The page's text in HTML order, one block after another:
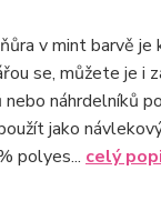
v mint barvě je
se, můžete je i
náhrdelníků
jako
polyes... celý